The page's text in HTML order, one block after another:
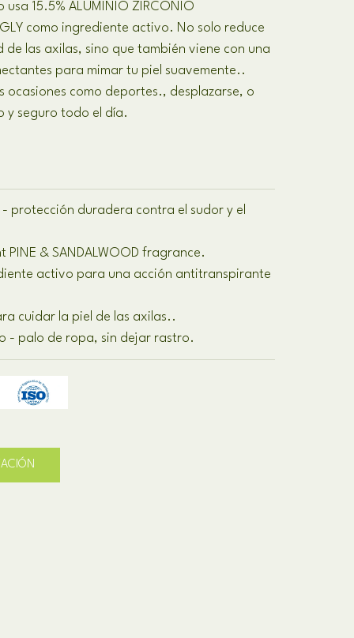
15.5% ALUMINIO ZIRCONIO
GLY como ingrediente activo. No solo reduce
de las axilas, sino que también viene con una
para mimar tu piel suavemente..
ocasiones como deportes., desplazarse, o
y seguro todo el día.
protección duradera contra el sudor y el
PINE & SANDALWOOD fragrance.
activo para una acción antitranspirante
cuidar la piel de las axilas..
- palo de ropa, sin dejar rastro.